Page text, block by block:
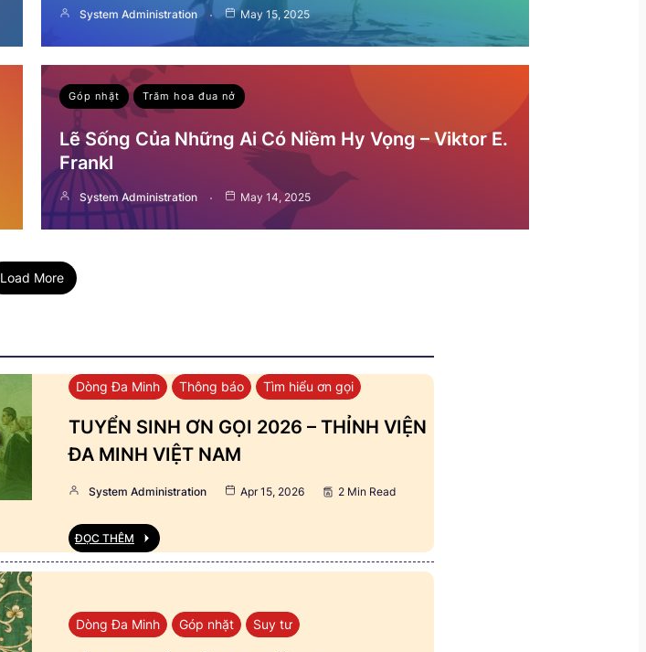
System Administration May 15, 2025
Góp nhặt Trăm hoa đua nở
Lẽ Sống Của Những Ai Có Niềm Hy Vọng – Viktor E.
Frankl
System Administration May 14, 2025
Load More
Dòng Đa Minh Thông báo Tìm hiểu ơn gọi
TUYỂN SINH ƠN GỌI 2026 – THỈNH VIỆN
ĐA MINH VIỆT NAM
System Administration Apr 15, 2026 2 Min Read
ĐỌC THÊM
Dòng Đa Minh Góp nhặt Suy tư